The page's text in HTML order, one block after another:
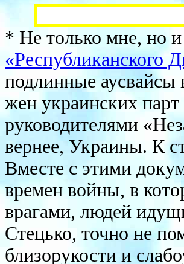
* Не только мне, но
подлинные аусвайсы
жен украинских
руководителями
вернее, Украины. К
Вместе с этими
времен войны, в
врагами, людей
Стецько, точно не
близорукости и